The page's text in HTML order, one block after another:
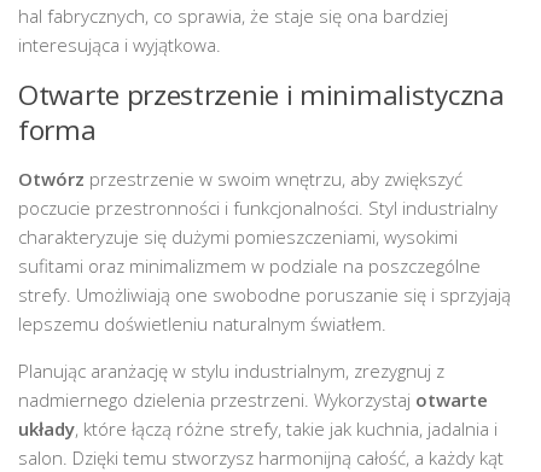
hal fabrycznych, co sprawia, że staje się ona bardziej
interesująca i wyjątkowa.
Otwarte przestrzenie i minimalistyczna
forma
Otwórz przestrzenie w swoim wnętrzu, aby zwiększyć
poczucie przestronności i funkcjonalności. Styl industrialny
charakteryzuje się dużymi pomieszczeniami, wysokimi
sufitami oraz minimalizmem w podziale na poszczególne
strefy. Umożliwiają one swobodne poruszanie się i sprzyjają
lepszemu doświetleniu naturalnym światłem.
Planując aranżację w stylu industrialnym, zrezygnuj z
nadmiernego dzielenia przestrzeni. Wykorzystaj otwarte
układy, które łączą różne strefy, takie jak kuchnia, jadalnia i
salon. Dzięki temu stworzysz harmonijną całość, a każdy kąt